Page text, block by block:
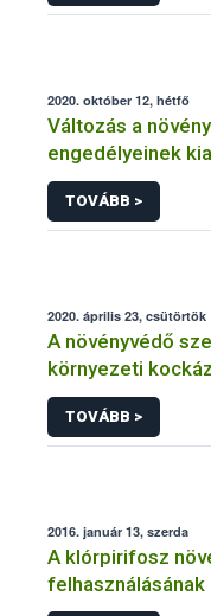
2020. október 12, hétfő
Változás a
engedélyeinek
TOVÁBB >
2020. április 23, csütörtök
A növényvédő
környezeti
TOVÁBB >
2016. január 13, szerda
A klórpirifosz